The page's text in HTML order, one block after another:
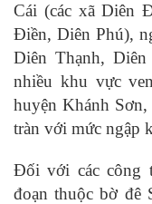
Cái (các xã Diên
Điền, Diên Phú),
Diên Thạnh,
nhiều khu vực
huyện Khánh Sơn,
tràn với mức ngập
Đối với các công
đoạn thuộc bờ đê